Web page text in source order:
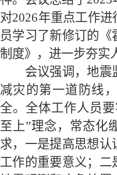
对2026年重点工作
员学习了新修订的
制度》，进一步夯实
会议强调，地震
减灾的第一道防线
全。全体工作人员
至上”理念，常态化
求，一是提高思想认
工作的重要意义；